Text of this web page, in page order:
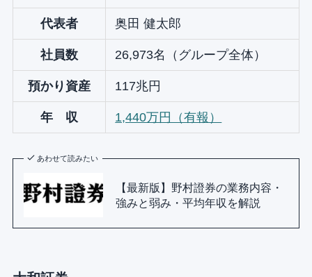
代表者 奥田 健太郎
社員数 26,973名（グループ全体）
預かり資産 117兆円
年 収 1,440万円（有報）
あわせて読みたい
【最新版】野村證券の業務内容・
強みと弱み・平均年収を解説